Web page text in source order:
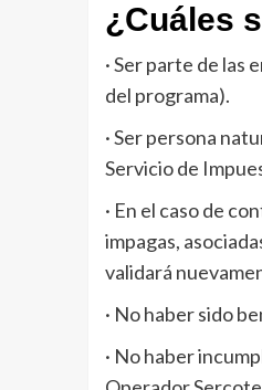
¿Cuáles
· Ser parte de las
del programa).
· Ser persona
Servicio de
· En el caso de
impagas,
validará
· No haber sido
· No haber